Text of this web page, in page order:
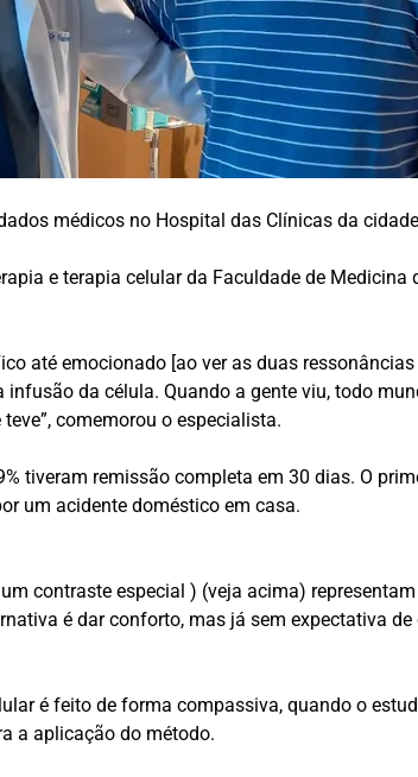
médicos no Hospital das Clínicas da
e terapia celular da Faculdade de Medicina
até emocionado [ao ver as duas
da célula. Quando a gente viu, todo
comemorou o especialista.
tiveram remissão completa em 30 dias. O
um acidente doméstico em casa.
contraste especial ) (veja acima)
é dar conforto, mas já sem expectativa
é feito de forma compassiva, quando o
a aplicação do método.